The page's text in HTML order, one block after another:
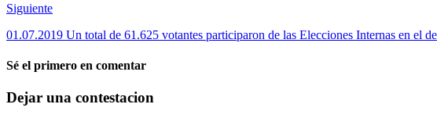
Siguiente
01.07.2019 Un total de 61.625 votantes participaron de las Elecciones Internas en el
Sé el primero en comentar
Dejar una contestacion